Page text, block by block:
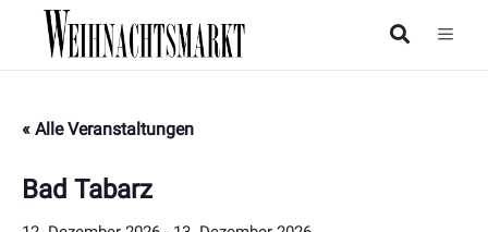
« Alle Veranstaltungen
Bad Tabarz